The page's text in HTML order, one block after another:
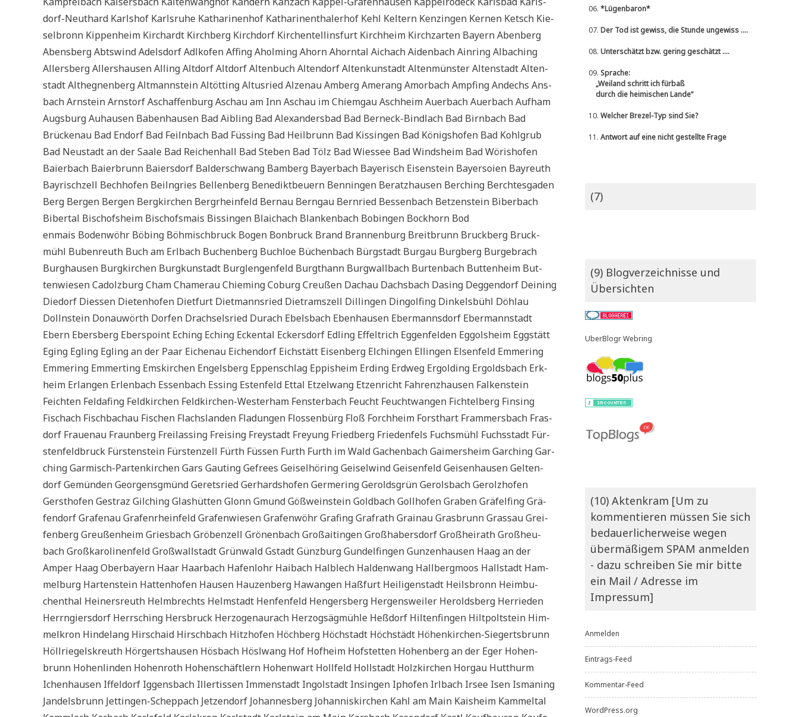
dorf-Neu­thard Karls­hof Karls­ru­he Katha­ri­nen­hof Katha­ri­nen­tha­ler­hof Kehl Kel­tern Ken­zin­gen Ker­nen Ket­sch Kie­
sel­bronn Kip­pen­heim Kirchardt Kirch­berg Kirch­dorf Kir­chen­tel­lins­furt Kirch­heim Kirch­zar­ten Bay­ern Aben­berg
Abens­berg Abts­wind Adels­dorf Adl­k­ofen Affing Ahol­ming Ahorn Ahorn­tal Aich­ach Aiden­bach Ain­ring Albaching
Aller­s­berg Aller­s­hau­sen Alling Alt­dorf Alt­dorf Alten­buch Alten­dorf Alten­kunst­adt Alten­mün­ster Alten­stadt Alten­
stadt Alt­he­g­nen­berg Alt­mann­stein Alt­öt­ting Alt­us­ried Alzen­au Amberg Ame­rang Amor­bach Amp­fing Andechs Ans­
bach Arn­stein Arns­torf Aschaf­fen­burg Aschau am Inn Aschau im Chiem­gau Asch­heim Auer­bach Auer­bach Auf­ham
Augs­burg Auhau­sen Baben­hau­sen Bad Aib­ling Bad Alex­an­ders­bad Bad Ber­neck-Bind­lach Bad Birn­bach Bad
Brücken­au Bad Endorf Bad Feiln­bach Bad Füssing Bad Heil­brunn Bad Kis­sin­gen Bad Königs­ho­fen Bad Kohl­grub
Bad Neu­stadt an der Saa­le Bad Rei­chen­hall Bad Steben Bad Tölz Bad Wie­s­see Bad Winds­heim Bad Wöris­ho­fen
Bai­er­bach Bai­er­brunn Bai­er­s­dorf Bal­der­schwang Bam­berg Bay­er­bach Baye­risch Eisen­stein Bay­er­soi­en Bay­reuth
Bay­risch­zell Bech­ho­fen Beiln­gries Bel­len­berg Bene­dikt­beu­ern Ben­nin­gen Beratz­hau­sen Ber­ching Berch­tes­ga­den
Berg Ber­gen Ber­gen Berg­kir­chen Berg­rhein­feld Ber­nau Bern­gau Bern­ried Bes­sen­bach Bet­zen­stein Biber­bach
Biber­tal Bischofs­heim Bischofs­mais Bis­sin­gen Blaich­ach Blan­ken­bach Bobin­gen Bock­horn Bod
enmais Boden­wöhr Böbing Böh­misch­bruck Bogen Bon­bruck Brand Bran­nen­burg Breit­brunn Bruck­berg Bruck­
mühl Buben­reuth Buch am Erl­bach Buchen­berg Buch­loe Büchen­bach Bürg­stadt Burg­au Burg­berg Bur­ge­brach
Burg­hau­sen Burg­kir­chen Burg­kunst­adt Burglen­gen­feld Burgt­hann Burg­wall­bach Bur­ten­bach But­ten­heim But­
ten­wie­sen Cadolz­burg Cham Chamerau Chie­ming Coburg Creu­ßen Dach­au Dachs­bach Dasing Deg­gen­dorf Dei­ning
Die­dorf Die­ssen Die­ten­ho­fen Diet­furt Diet­manns­ried Die­t­ramszell Dil­lin­gen Din­gol­fing Din­kels­bühl Döhlau
Dolln­stein Donau­wörth Dor­fen Drach­sels­ried Durach Ebels­bach Eben­hau­sen Eber­manns­dorf Eber­mann­stadt
Ebern Ebers­berg Eber­spoint Eching Eching Ecken­tal Eckers­dorf Edling Effel­trich Eggen­fel­den Eggols­heim Egg­stätt
Eging Egling Egling an der Paar Eichen­au Eichen­dorf Eich­stätt Eisen­berg Elchin­gen Ellin­gen Elsen­feld Emme­ring
Emme­ring Emmer­ting Ems­kir­chen Engels­berg Eppen­schlag Eppis­heim Erding Erd­weg Ergol­ding Ergolds­bach Erk­
heim Erlan­gen Erlen­bach Essen­bach Essing Esten­feld Ettal Etzel­wang Etzen­richt Fah­renz­hau­sen Fal­ken­stein
Feich­ten Felda­fing Feld­kir­chen Feld­kir­chen-Wester­ham Fen­ster­bach Feucht Feucht­wan­gen Fich­tel­berg Fin­sing
Fisch­ach Fisch­bach­au Fischen Flachs­lan­den Fla­dun­gen Flos­sen­bürg Floß Forch­heim Forst­hart Fram­mer­s­bach Fras­
dorf Frau­en­au Fraun­berg Frei­las­sing Frei­sing Frey­stadt Frey­ung Fried­berg Frie­den­fels Fuchs­mühl Fuchs­stadt Für­
sten­feld­bruck Für­sten­stein Für­sten­zell Fürth Füssen Furth Furth im Wald Gachen­bach Gai­mers­heim Gar­ching Gar­
ching Gar­misch-Par­ten­kir­chen Gars Gau­ting Gefrees Gei­sel­hö­ring Gei­sel­wind Gei­sen­feld Gei­sen­hau­sen Gel­ten­
dorf Gemün­den Geor­gens­gmünd Gerets­ried Ger­hardsho­fen Ger­me­ring Gerolds­grün Gerols­bach Gerolz­ho­fen
Gerst­ho­fen Gestraz Gil­ching Glas­hüt­ten Glonn Gmund Göß­wein­stein Gold­bach Goll­ho­fen Gra­ben Grä­fel­fing Grä­
fen­dorf Gra­fen­au Gra­fen­rhein­feld Gra­fen­wie­sen Gra­fen­wöhr Gra­fing Graf­rath Grain­au Gras­brunn Gras­sau Grei­
fen­berg Greu­ßen­heim Gries­bach Grö­ben­zell Grö­nen­bach Groß­ai­tin­gen Groß­ha­bers­dorf Groß­hei­rath Groß­heu­
bach Groß­ka­ro­li­nen­feld Groß­wall­stadt Grün­wald Gstadt Günz­burg Gun­del­fin­gen Gun­zen­hau­sen Haag an der
Amper Haag Ober­bay­ern Haar Haar­bach Hafen­l­ohr Hai­bach Halblech Hal­den­wang Hall­berg­moos Hall­stadt Ham­
mel­burg Har­ten­stein Hat­ten­ho­fen Hau­sen Hau­zen­berg Hawan­gen Haß­furt Hei­li­gen­stadt Heils­bronn Heim­bu­
chen­thal Hein­ers­reuth Helm­b­rechts Helm­stadt Hen­fen­feld Hen­gers­berg Her­gens­wei­ler Herolds­berg Her­rie­den
Herrn­giers­dorf Herr­sching Hers­bruck Her­zo­gen­au­rach Her­zog­s­äg­müh­le Heß­dorf Hil­ten­fin­gen Hilt­polt­stein Him­
mel­kron Hin­de­lang Hirschaid Hirsch­bach Hitz­ho­fen Höch­berg Höch­stadt Höch­städt Höhen­kir­chen-Sie­gerts­brunn
Höll­rie­gels­kreuth Hör­gerts­hau­sen Hös­bach Höslwang Hof Hof­heim Hof­stet­ten Hohen­berg an der Eger Hohen­
brunn Hohen­lin­den Hohen­roth Hohen­schäft­lern Hohen­wart Holl­feld Holl­stadt Holz­kir­chen Hor­gau Hut­thurm
Ichen­hau­sen Iffel­dorf Iggens­bach Iller­tis­sen Immenstadt Ingol­stadt Insin­gen Ipho­fen Irl­bach Irsee Isen Isma­ning
Jan­dels­brunn Jet­tin­gen-Schepp­ach Jet­zen­dorf Johan­nes­berg Johan­nis­kir­chen Kahl am Main Kaisheim Kam­mel­tal
06. *Lügenbaron*
07. Der Tod ist gewiss, die Stunde ungewiss ....
08. Unterschätzt bzw. gering geschätzt ....
09. Sprache:
„Weiland schritt ich fürbaß
durch die heimischen Lande“
10. Welcher Brezel-Typ sind Sie?
11. Antwort auf eine nicht gestellte Frage
(7)
(9) Blogverzeichnisse und
Übersichten
UberBlogr Webring
(10) Aktenkram [Um zu
kommentieren müssen Sie sich
bedauerlicherweise wegen
übermäßigem SPAM anmelden
- dazu schreiben Sie mir bitte
ein Mail / Adresse im
Impressum]
Anmelden
Eintrags-Feed
Kommentar-Feed
WordPress.org